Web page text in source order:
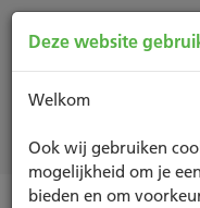
Nieuws
Deze website
Welkom
Ook wij gebruiken
mogelijkheid om je
bieden en om